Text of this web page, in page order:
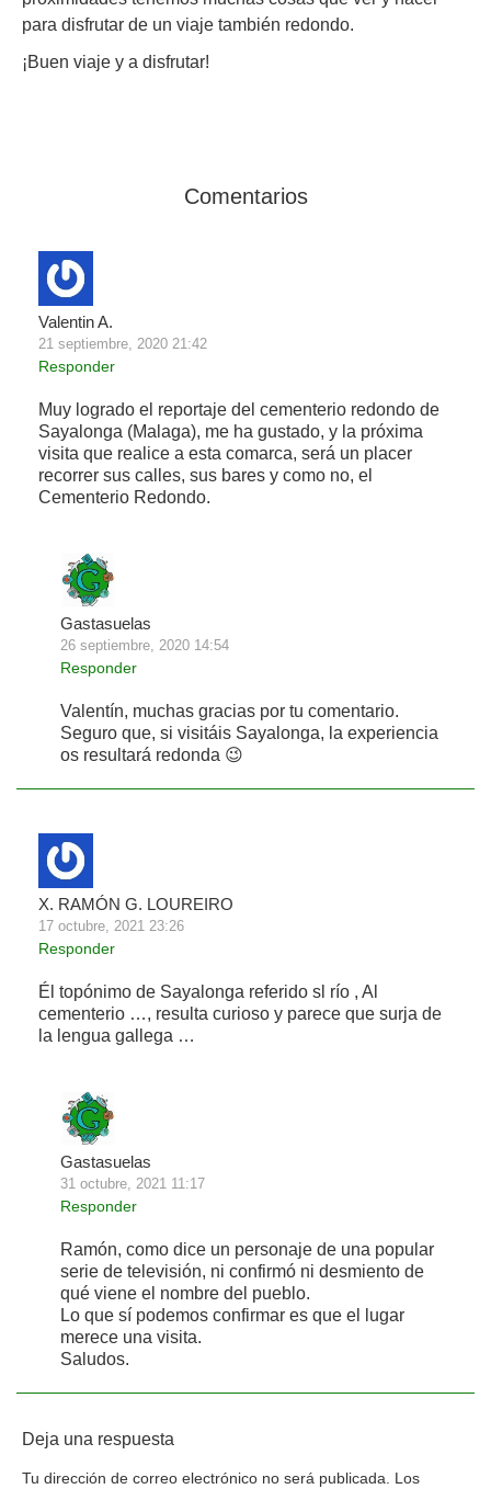
para disfrutar de un viaje también redondo.
¡Buen viaje y a disfrutar!
Comentarios
Valentin A.
21 septiembre, 2020 21:42
Responder
Muy logrado el reportaje del cementerio redondo de
Sayalonga (Malaga), me ha gustado, y la próxima
visita que realice a esta comarca, será un placer
recorrer sus calles, sus bares y como no, el
Cementerio Redondo.
Gastasuelas
26 septiembre, 2020 14:54
Responder
Valentín, muchas gracias por tu comentario.
Seguro que, si visitáis Sayalonga, la experiencia
os resultará redonda 😉
X. RAMÓN G. LOUREIRO
17 octubre, 2021 23:26
Responder
Él topónimo de Sayalonga referido sl río , Al
cementerio …, resulta curioso y parece que surja de
la lengua gallega …
Gastasuelas
31 octubre, 2021 11:17
Responder
Ramón, como dice un personaje de una popular
serie de televisión, ni confirmó ni desmiento de
qué viene el nombre del pueblo.
Lo que sí podemos confirmar es que el lugar
merece una visita.
Saludos.
Deja una respuesta
Tu dirección de correo electrónico no será publicada.
Los